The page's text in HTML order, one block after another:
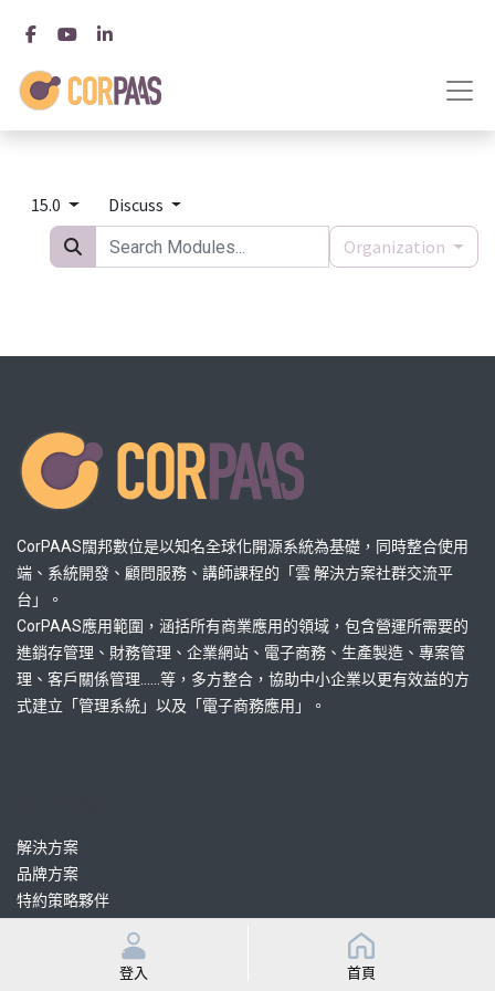
15.0
Discuss
Organization
CorPAAS闊邦數位是以知名全球化開源系統為基礎，同時整合使用
端、系統開發、顧問服務、講師課程的「雲 解決方案社群交流平
台」。
CorPAAS應用範圍，涵括所有商業應用的領域，包含營運所需要的
進銷存管理、財務管理、企業網站、電子商務、生產製造、專案管
理、客戶關係管理......等，多方整合，協助中小企業以更有效益的方
式建立「管理系統」以及「電子商務應用」。
解決方案
品牌方案
特約策略夥伴
登入 首頁